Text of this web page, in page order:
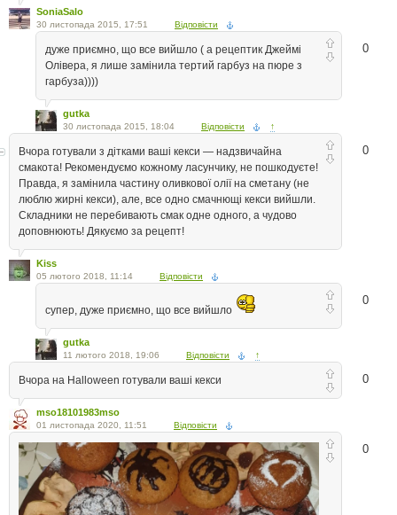
SoniaSalo
30 листопада 2015, 17:51 Відповісти
0
дуже приємно, що все вийшло ( а рецептик Джеймі
Олівера, я лише замінила тертий гарбуз на пюре з
гарбуза))))
gutka
30 листопада 2015, 18:04 Відповісти ↑
0
Вчора готували з дітками ваші кекси — надзвичайна
смакота! Рекомендуємо кожному ласунчику, не пошкодуєте!
Правда, я замінила частину оливкової олії на сметану (не
люблю жирні кекси), але, все одно смачнющі кекси вийшли.
Складники не перебивають смак одне одного, а чудово
доповнюють! Дякуємо за рецепт!
Kiss
05 лютого 2018, 11:14 Відповісти
0
супер, дуже приємно, що все вийшло
gutka
11 лютого 2018, 19:06 Відповісти ↑
0
Вчора на Halloween готували ваші кекси
mso18101983mso
01 листопада 2020, 11:51 Відповісти
0